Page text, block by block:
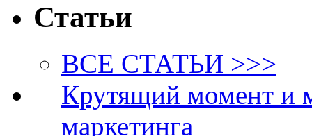
Статьи
ВСЕ СТАТЬИ >>>
Крутящий момент и
маркетинга